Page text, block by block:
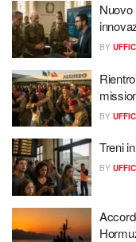
BY
BY
Treni
BY